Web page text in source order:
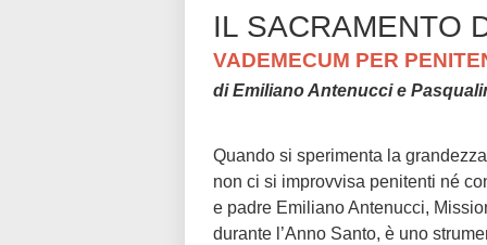
IL SACRAMENTO
VADEMECUM PER
di Emiliano Antenucci e
Quando si sperimenta la
non ci si improvvisa penitenti né
e padre Emiliano Antenucci,
durante l’Anno Santo, è uno